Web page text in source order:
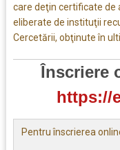
care deţin certificate de
eliberate de instituţii
Cercetării, obţinute în
Înscriere
https://
Pentru înscrierea